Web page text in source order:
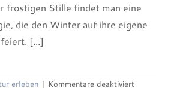
frostigen Stille findet man eine
die den Winter auf ihre eigene
[...]
erleben | Kommentare deaktiviert
und Vortrag Bergisches Land
„Landcape meets Macro“